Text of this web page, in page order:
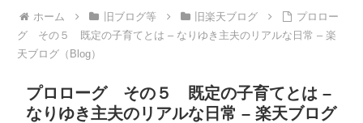
ホーム 旧ブログ等 旧楽天ブログ
プロロー
グ その５ 既定の子育てとは – なりゆき主夫のリアルな日常 – 楽
天ブログ（Blog）
プロローグ その５ 既定の子育てとは –
なりゆき主夫のリアルな日常 – 楽天ブログ